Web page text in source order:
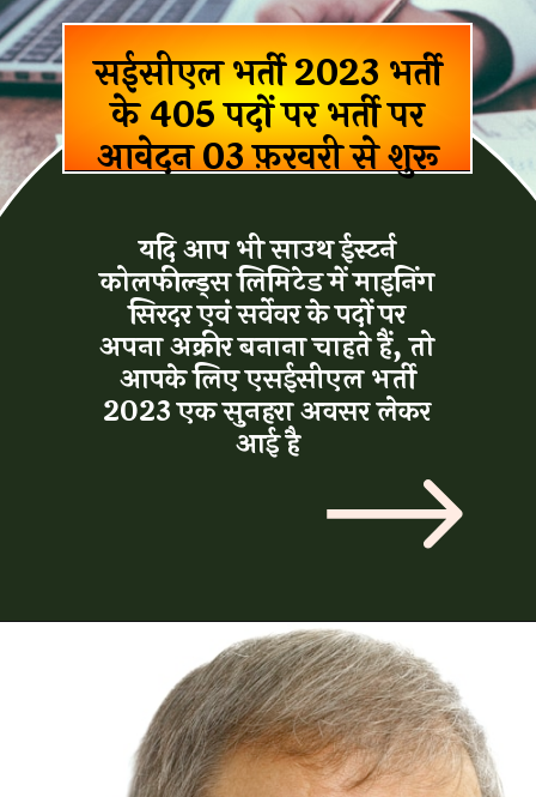
सईसीएल भर्ती 2023 भर्ती
के 405 पदों पर भर्ती पर
आवेदन 03 फ़रवरी से शुरू
यदि आप भी साउथ ईस्टर्न
कोलफील्ड्स लिमिटेड में माइनिंग
सिरदर एवं सर्वेवर के पदों पर
अपना अक्रीर बनाना चाहते हैं, तो
आपके लिए एसईसीएल भर्ती
2023 एक सुनहरा अवसर लेकर
आई है